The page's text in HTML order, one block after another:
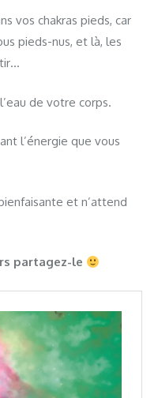
vos chakras pieds, car
pieds-nus, et là, les
de votre corps.
l’énergie que vous
et n’attend
partagez-le